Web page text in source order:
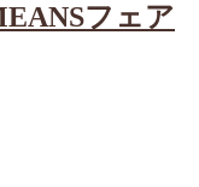
フェア